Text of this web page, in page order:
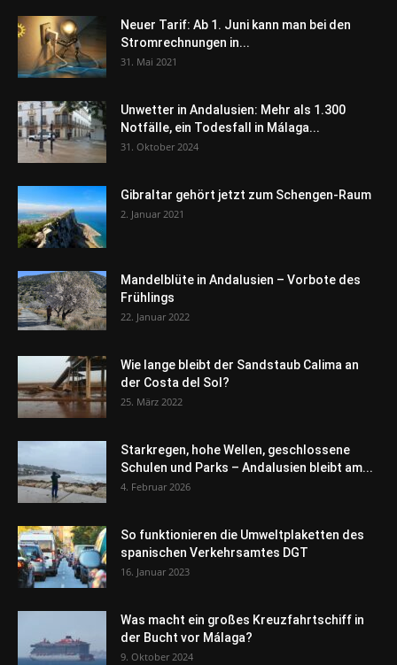
Neuer Tarif: Ab 1. Juni kann man bei den
Stromrechnungen in...
31. Mai 2021
Unwetter in Andalusien: Mehr als 1.300
Notfälle, ein Todesfall in Málaga...
31. Oktober 2024
Gibraltar gehört jetzt zum Schengen-Raum
2. Januar 2021
Mandelblüte in Andalusien – Vorbote des
Frühlings
22. Januar 2022
Wie lange bleibt der Sandstaub Calima an
der Costa del Sol?
25. März 2022
Starkregen, hohe Wellen, geschlossene
Schulen und Parks – Andalusien bleibt am...
4. Februar 2026
So funktionieren die Umweltplaketten des
spanischen Verkehrsamtes DGT
16. Januar 2023
Was macht ein großes Kreuzfahrtschiff in
der Bucht vor Málaga?
9. Oktober 2024